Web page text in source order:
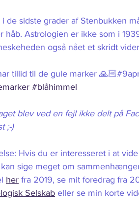
i de sidste grader af Stenbukken
håb. Astrologien er ikke som i
også nået et skridt
tillid til de gule marker
#blåhimmel
blev ved en fejl ikke delt på
;-)
Hvis du er interesseret i at
kan sige meget om
her fra 2019, se mit foredrag fra
Selskab eller se min korte